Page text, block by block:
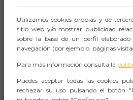
SOBRE EL EVENTO
En esta visita guiada por la
hebrea en una de las
historia delantiguo Reino
Utilizamos cookies propias y de
sitio web y/o mostrar publicidad
sobre la base de un perfil
navegación (por ejemplo, páginas
Para más información consulta la
Puedes aceptar todas las cookies
rechazar su uso pulsando el botón